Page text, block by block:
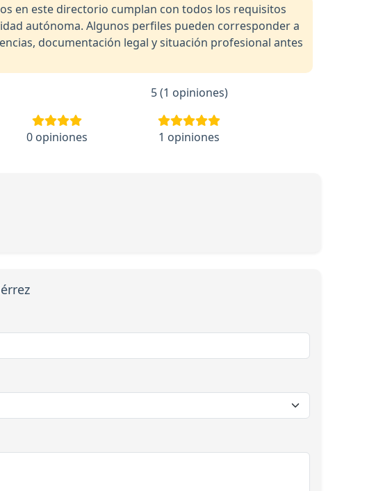
en este directorio cumplan con todos los requisitos
autónoma. Algunos perfiles pueden corresponder a
documentación legal y situación profesional antes
5 (1 opiniones)
0 opiniones 1 opiniones